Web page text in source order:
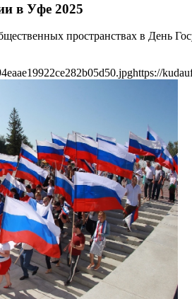
в Уфе 2025
пространствах в День
https://